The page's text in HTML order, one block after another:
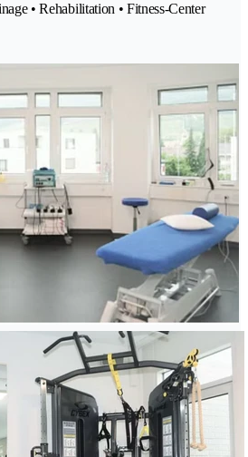
• Rehabilitation • Fitness-Center